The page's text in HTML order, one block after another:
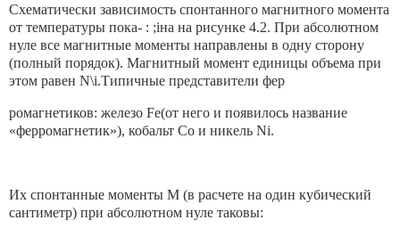
Схематически за­висимость спонтанного магнитного момента
от температуры пока- : ;iна на рисунке 4.2. При абсолютном
нуле все магнитные моменты направлены в одну сторону
(полный порядок). Магнитный момент единицы объема при
этом равен N\i.Типичные представители фер
ромагнетиков: железо Fe(от него и появилось название
«ферромаг­нетик»), кобальт Со и никель Ni.
Их спонтанные моменты М (в расчете на один кубический
сан­тиметр) при абсолютном нуле таковы: